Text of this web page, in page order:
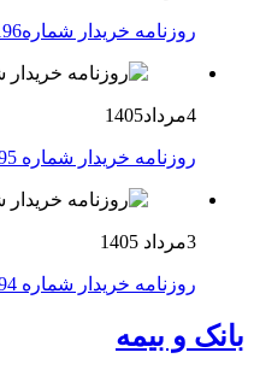
روزنامه خریدار شماره2196
4مرداد1405
روزنامه خریدار شماره 2195
3مرداد 1405
روزنامه خریدار شماره 2194
بانک و بیمه